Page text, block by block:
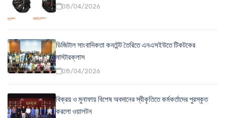
08/04/2026
ডিজিটাল সাংবাদিকতা কনটেন্ট তৈরিতে এনএসইউতে টিকটকের
মাস্টারক্লাস
08/04/2026
বিক্রয় ও মুনাফায় বিশেষ অবদানের স্বীকৃতিতে কর্মকর্তাদের পুরস্কৃত
করলো ওয়ালটন